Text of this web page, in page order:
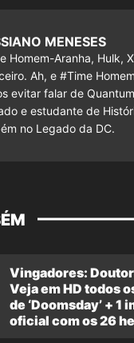
MENESES
Homem-Aranha, Hulk,
Ah, e #Time
evitar falar de
e estudante de
no Legado da DC.
Vingadores:
Veja em HD todos
de ‘Doomsday’ + 1
oficial com os 26